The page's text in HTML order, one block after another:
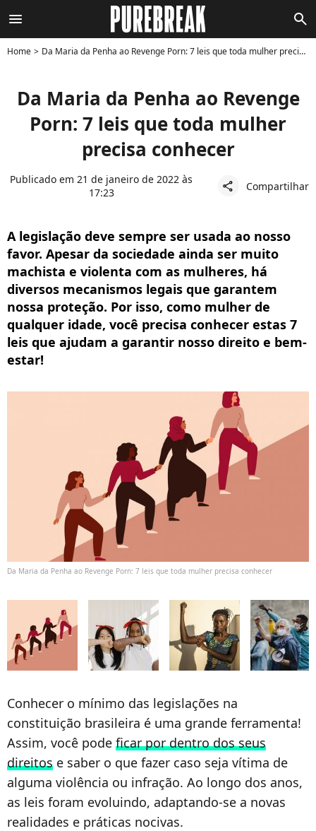
menu search
Home Da Maria da Penha ao Revenge Porn: 7 leis que toda mulher precisa conhecer
Da Maria da Penha ao Revenge
Porn: 7 leis que toda mulher
precisa conhecer
Publicado em 21 de janeiro de 2022 às
17:23
share Compartilhar
A legislação deve sempre ser usada ao nosso
favor. Apesar da sociedade ainda ser muito
machista e violenta com as mulheres, há
diversos mecanismos legais que garantem
nossa proteção. Por isso, como mulher de
qualquer idade, você precisa conhecer estas 7
leis que ajudam a garantir nosso direito e bem-
estar!
Da Maria da Penha ao Revenge Porn: 7 leis que toda mulher precisa conhecer
Conhecer o mínimo das legislações na
constituição brasileira é uma grande ferramenta!
Assim, você pode ficar por dentro dos seus
direitos e saber o que fazer caso seja vítima de
alguma violência ou infração. Ao longo dos anos,
as leis foram evoluindo, adaptando-se a novas
realidades e práticas nocivas.